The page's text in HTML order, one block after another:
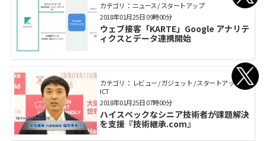
カテゴリ： ニュース / スタートアップ
ウェブ接客「KARTE」Google アナリテ
ィクスとデータ連携開始
2018年01月25日 09時00分
カテゴリ： レビュー / ガジェット / スタートアップ /
ICT
ハイスペックなシニア技術者が課題解決
を支援『技術継承.com』
2018年01月25日 07時00分